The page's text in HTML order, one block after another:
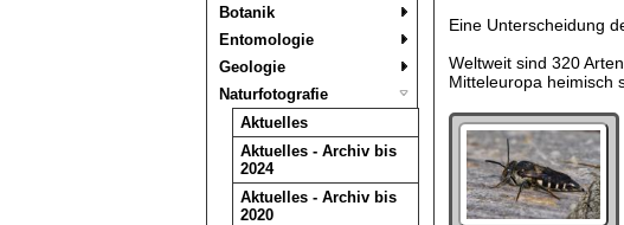
Botanik
Entomologie
Geologie
Naturfotografie
Aktuelles
Aktuelles - Archiv bis
2024
Aktuelles - Archiv bis
2020
Eine Unterscheidung
Weltweit sind 320
Mitteleuropa heimisch